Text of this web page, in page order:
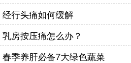
经行头痛如何缓解
乳房按压痛怎么办？
春季养肝必备7大绿色蔬菜